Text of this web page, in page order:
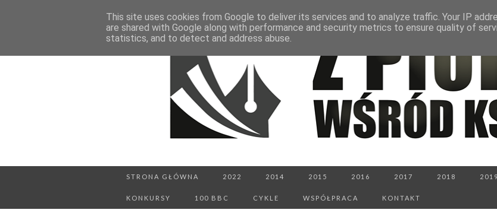
STRONA GŁÓWNA 2022 2014 2015 2016 2017 2018 2019
KONKURSY 100 BBC CYKLE WSPÓŁPRACA KONTAKT
This site uses cookies from Google to deliver its services and to analyze traffic. Your IP
are shared with Google along with performance and security metrics to ensure quality of
statistics, and to detect and address abuse.